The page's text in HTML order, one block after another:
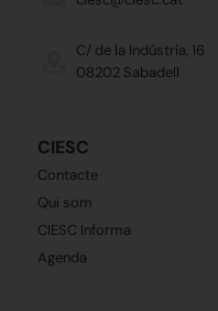
C/ de la Indústria, 16
08202 Sabadell
CIESC
Contacte
Qui som
CIESC Informa
Agenda